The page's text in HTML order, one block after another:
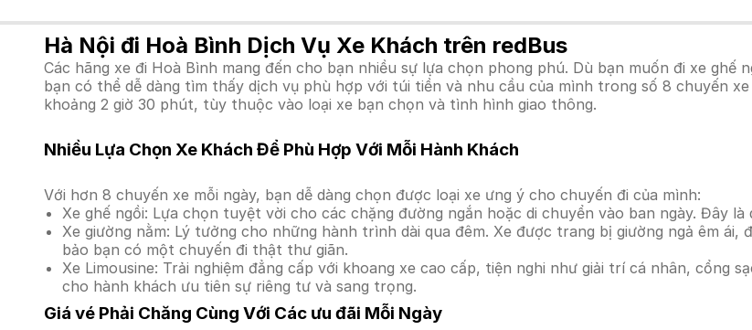
Hà Nội đi Hoà Bình Dịch Vụ Xe Khách trên redBus
Các hãng xe đi Hoà Bình mang đến cho bạn nhiều sự lựa chọn phong phú. Dù bạn muốn đi xe ghế
bạn có thể dễ dàng tìm thấy dịch vụ phù hợp với túi tiền và nhu cầu của mình trong số 8 chuyến
khoảng 2 giờ 30 phút, tùy thuộc vào loại xe bạn chọn và tình hình giao thông.
Nhiều Lựa Chọn Xe Khách Để Phù Hợp Với Mỗi Hành Khách
Với hơn 8 chuyến xe mỗi ngày, bạn dễ dàng chọn được loại xe ưng ý cho chuyến đi của mình:
Xe ghế ngồi: Lựa chọn tuyệt vời cho các chặng đường ngắn hoặc di chuyển vào ban ngày. Đây
Xe giường nằm: Lý tưởng cho những hành trình dài qua đêm. Xe được trang bị giường ngả êm
bảo bạn có một chuyến đi thật thư giãn.
Xe Limousine: Trải nghiệm đẳng cấp với khoang xe cao cấp, tiện nghi như giải trí cá nhân, cổng
cho hành khách ưu tiên sự riêng tư và sang trọng.
Giá vé Phải Chăng Cùng Với Các ưu đãi Mỗi Ngày